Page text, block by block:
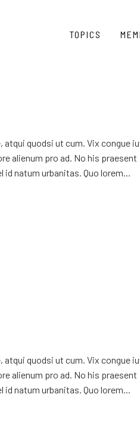
TOPICS
quodsi ut cum. Vix congue
alienum pro ad. No his praesent
id natum urbanitas. Quo lorem...
quodsi ut cum. Vix congue
alienum pro ad. No his praesent
id natum urbanitas. Quo lorem...